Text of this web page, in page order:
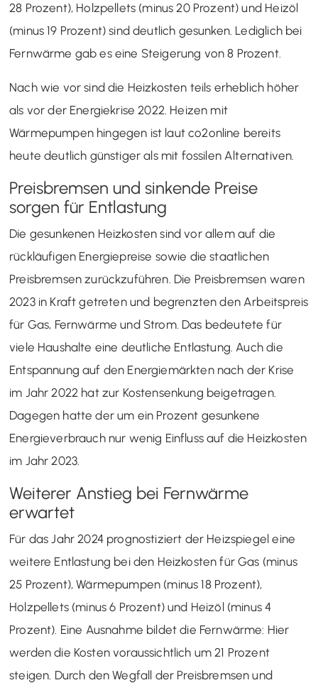
28 Prozent), Holzpellets (minus 20 Prozent) und Heizöl
(minus 19 Prozent) sind deutlich gesunken. Lediglich bei
Fernwärme gab es eine Steigerung von 8 Prozent.
Nach wie vor sind die Heizkosten teils erheblich höher
als vor der Energiekrise 2022. Heizen mit
Wärmepumpen hingegen ist laut co2online bereits
heute deutlich günstiger als mit fossilen Alternativen.
Preisbremsen und sinkende Preise
sorgen für Entlastung
Die gesunkenen Heizkosten sind vor allem auf die
rückläufigen Energiepreise sowie die staatlichen
Preisbremsen zurückzuführen. Die Preisbremsen waren
2023 in Kraft getreten und begrenzten den Arbeitspreis
für Gas, Fernwärme und Strom. Das bedeutete für
viele Haushalte eine deutliche Entlastung. Auch die
Entspannung auf den Energiemärkten nach der Krise
im Jahr 2022 hat zur Kostensenkung beigetragen.
Dagegen hatte der um ein Prozent gesunkene
Energieverbrauch nur wenig Einfluss auf die Heizkosten
im Jahr 2023.
Weiterer Anstieg bei Fernwärme
erwartet
Für das Jahr 2024 prognostiziert der Heizspiegel eine
weitere Entlastung bei den Heizkosten für Gas (minus
25 Prozent), Wärmepumpen (minus 18 Prozent),
Holzpellets (minus 6 Prozent) und Heizöl (minus 4
Prozent). Eine Ausnahme bildet die Fernwärme: Hier
werden die Kosten voraussichtlich um 21 Prozent
steigen. Durch den Wegfall der Preisbremsen und